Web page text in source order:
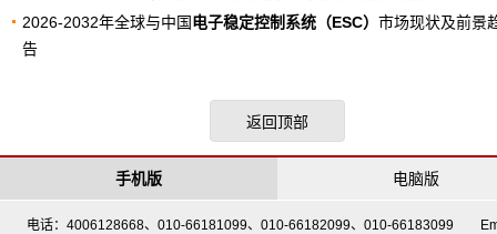
2026-2032年全球与中国电子稳定控制系统（ESC） 市场现状及前景
告
返回顶部
电脑版
手机版
电话：4006128668、010-66181099、010-66182099、010-66183099